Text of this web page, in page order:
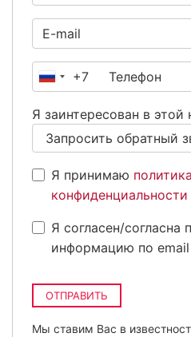
Россия
+7
Я заинтересован в
Я принимаю политика
конфиденциальности
Я согласен/согласна
информацию по email
ОТПРАВИТЬ
Мы ставим Вас в